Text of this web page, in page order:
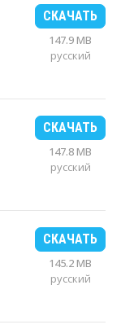
СКАЧАТЬ
147.9 MB
русский
СКАЧАТЬ
147.8 MB
русский
СКАЧАТЬ
145.2 MB
русский